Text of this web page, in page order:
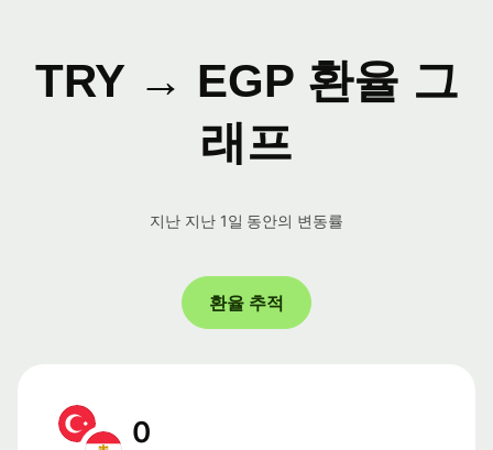
TRY → EGP 환율 그
래프
지난 지난 1일 동안의 변동률
환율 추적
0